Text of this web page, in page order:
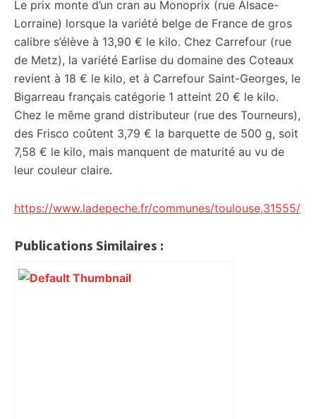
Le prix monte d’un cran au Monoprix (rue Alsace-
Lorraine) lorsque la variété belge de France de gros
calibre s’élève à 13,90 € le kilo. Chez Carrefour (rue
de Metz), la variété Earlise du domaine des Coteaux
revient à 18 € le kilo, et à Carrefour Saint-Georges, le
Bigarreau français catégorie 1 atteint 20 € le kilo.
Chez le même grand distributeur (rue des Tourneurs),
des Frisco coûtent 3,79 € la barquette de 500 g, soit
7,58 € le kilo, mais manquent de maturité au vu de
leur couleur claire.
https://www.ladepeche.fr/communes/toulouse,31555/
Publications Similaires :